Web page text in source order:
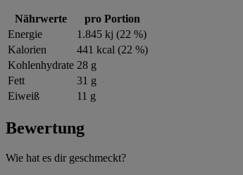
Nährwerte
pro Portion
Energie
1.845 kj (22 %)
Kalorien
441 kcal (22 %)
Kohlenhydrate 28 g
Fett
31 g
Eiweiß
11 g
Bewertung
Wie hat es dir geschmeckt?